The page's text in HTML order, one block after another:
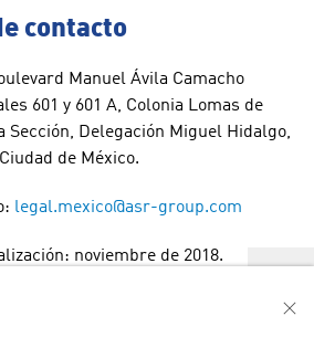
contacto
Manuel Ávila Camacho
601 y 601 A, Colonia Lomas de
Sección, Delegación Miguel Hidalgo,
de México.
legal.mexico@asr-group.com
noviembre de 2018.